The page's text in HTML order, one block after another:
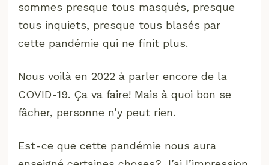
sommes presque tous masqués, presque
tous inquiets, presque tous blasés par
cette pandémie qui ne finit plus.
Nous voilà en 2022 à parler encore de la
COVID-19. Ça va faire! Mais à quoi bon se
fâcher, personne n’y peut rien.
Est-ce que cette pandémie nous aura